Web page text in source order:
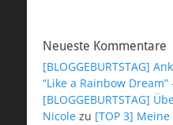
Neueste Kommentare
[BLOGGEBURTSTAG]
“Like a Rainbow Dream”
[BLOGGEBURTSTAG]
Nicole zu [TOP 3]